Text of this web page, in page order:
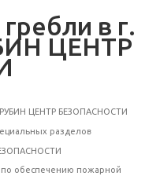
в г.
ЦЕНТР
ЦЕНТР БЕЗОПАСНОСТИ
разделов
обеспечению пожарной